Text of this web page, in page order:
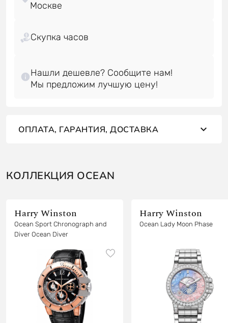
Скупка часов
Нашли дешевле? Сообщите нам!
ОПЛАТА, ГАРАНТИЯ, ДОСТАВКА
КОЛЛЕКЦИЯ OCEAN
Harry Winston
Ocean Sport Chronograph and
Diver Ocean Diver
Harry Winston
Ocean Lady Moon Phase